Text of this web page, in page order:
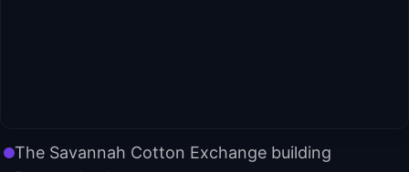
The Savannah Cotton Exchange building